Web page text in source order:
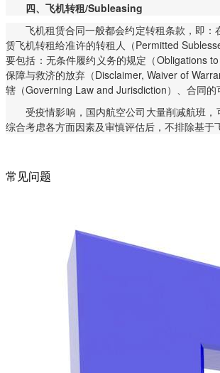
四、 飞机转租/Subleasing
飞机租赁合同一般都会约定转租条款，即
赁飞机转租给准许的转租人（Permitted
要包括：无条件履约义务的规定（Obligations
保障与救济的放弃（Disclaimer, Waiver of
辖（Governing Law and Jurisdiction）、合同
受疫情影响，国内航空公司大量削减航班
综合考虑各方面因素及审慎评估后，不排除基于
常见问题